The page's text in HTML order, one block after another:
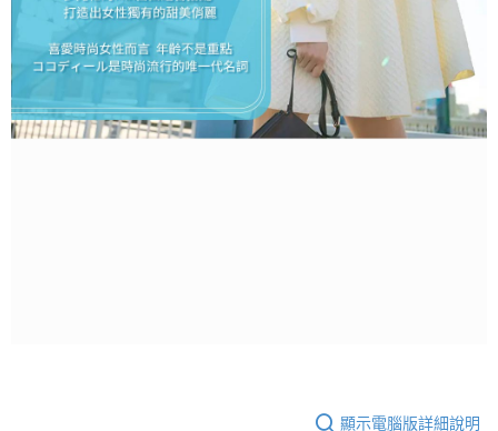
顯示電腦版詳細說明